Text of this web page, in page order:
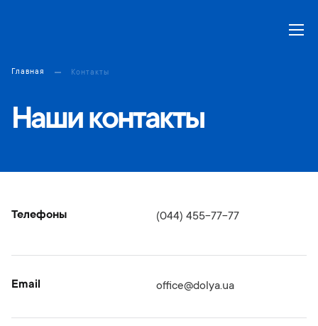
Главная Контакты
Наши контакты
Телефоны (044) 455-77-77
Email office@dolya.ua